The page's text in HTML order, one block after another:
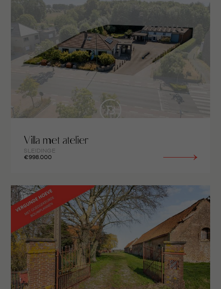
Villa met atelier
SLEIDINGE
€998.000